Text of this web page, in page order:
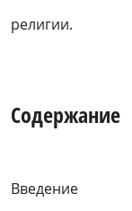
религии.
Содержание
Введение